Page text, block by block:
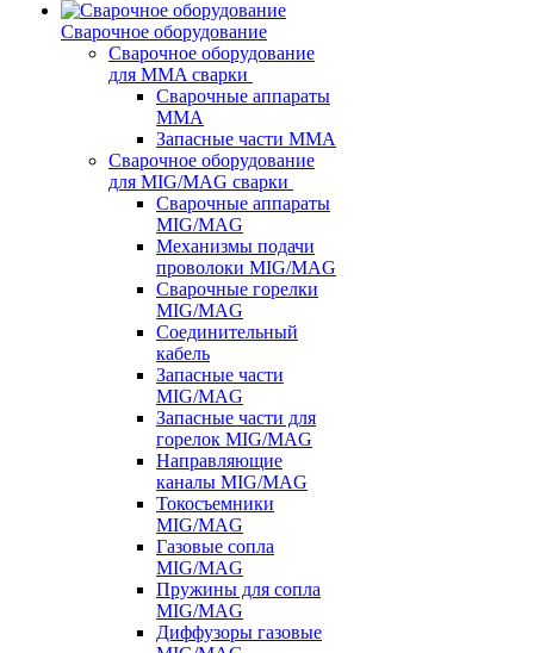
Сварочное оборудование
Сварочное оборудование
для MMA сварки
Сварочные аппараты
MMA
Запасные части MMA
Сварочное оборудование
для MIG/MAG сварки
Сварочные аппараты
MIG/MAG
Механизмы подачи
проволоки MIG/MAG
Сварочные горелки
MIG/MAG
Соединительный
кабель
Запасные части
MIG/MAG
Запасные части для
горелок MIG/MAG
Направляющие
каналы MIG/MAG
Токосъемники
MIG/MAG
Газовые сопла
MIG/MAG
Пружины для сопла
MIG/MAG
Диффузоры газовые